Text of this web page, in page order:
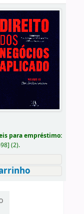
para empréstimo:
] (2).